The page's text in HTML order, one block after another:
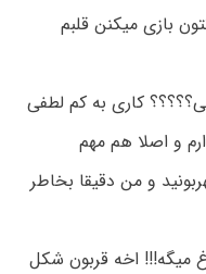
بازی میکنن قلبم
کاری به کم لطفی
و اصلا هم مهم
و من دقیقا بخاطر
میگه!!! اخه قربون شکل